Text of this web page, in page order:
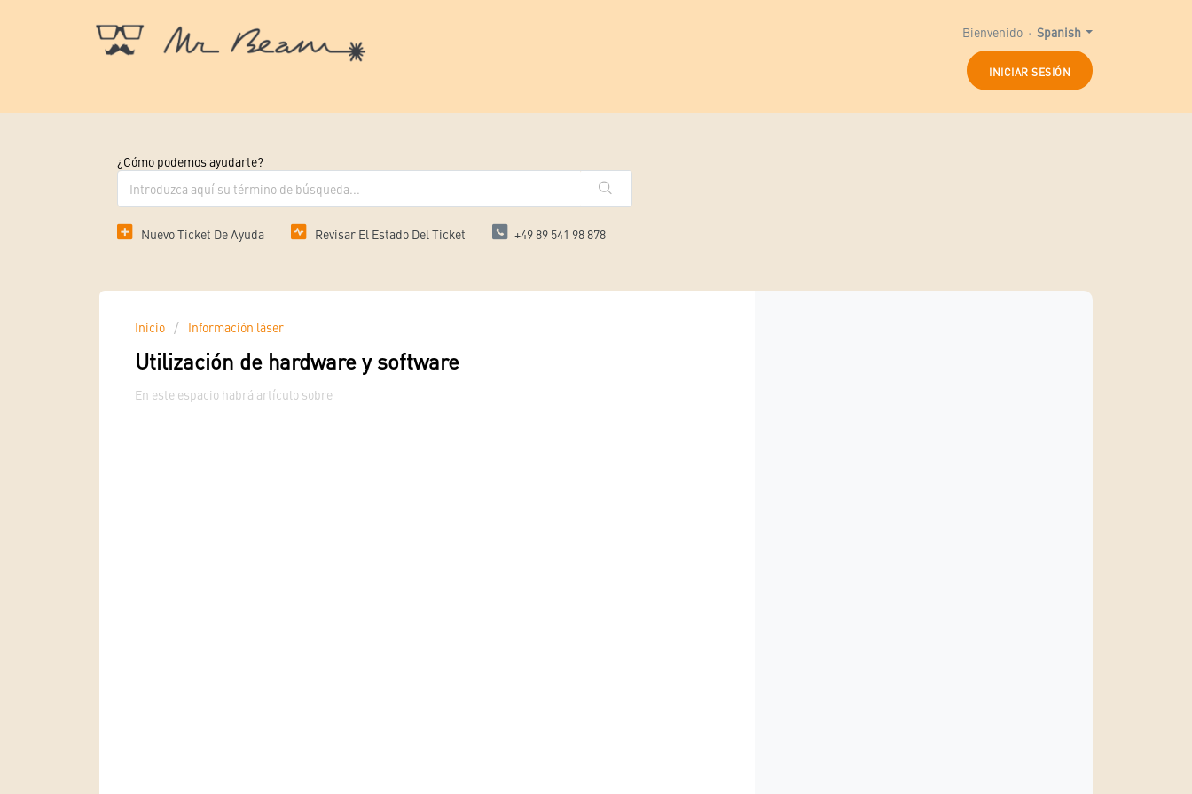
Spanish
Bienvenido
INICIAR SESIÓN
¿Cómo podemos ayudarte?
Nuevo Ticket De Ayuda Revisar El Estado Del Ticket +49 89 541 98 878
Inicio Información láser
Utilización de hardware y software
En este espacio habrá artículo sobre